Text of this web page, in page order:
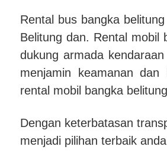
Rental bus bangka
Belitung dan. Rental mobil
dukung armada
menjamin keamanan
rental mobil bangka
Dengan keterbatasan
menjadi pilihan terbaik